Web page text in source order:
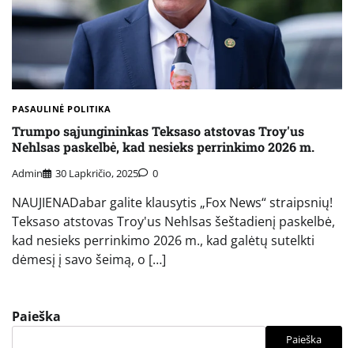
PASAULINĖ POLITIKA
Trumpo sąjungininkas Teksaso atstovas Troy'us
Nehlsas paskelbė, kad nesieks perrinkimo 2026 m.
Admin 30 Lapkričio, 2025 0
NAUJIENADabar galite klausytis „Fox News“ straipsnių!
Teksaso atstovas Troy'us Nehlsas šeštadienį paskelbė,
kad nesieks perrinkimo 2026 m., kad galėtų sutelkti
dėmesį į savo šeimą, o […]
Paieška
Paieška